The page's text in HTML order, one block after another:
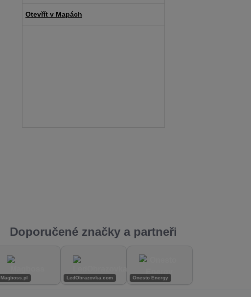
Otevřít v Mapách
Doporučené značky a partneři
Magboss.pl LedObrazovka.com Onesto Energy